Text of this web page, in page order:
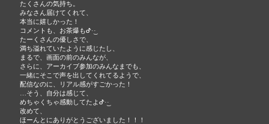
たくさんの気持ち。
みなさん届けてくれて、
本当に嬉しかった！
コメントも、お茶爆もᕷ·͜· ︎︎
たーくさんの優しさで、
満ち溢れていたように感じたし、
まるで、画面の前のみんなが、
さらに、アーカイブ参加のみんなまでも、
一緒にそこで声を出してくれてるようで、
配信なのに、リアル感がすごかった！
…そう、自分は感じて、
めちゃくちゃ感動してたよᕷ·͜· ︎︎
改めて、
ほーんとにありがとうございました！！！